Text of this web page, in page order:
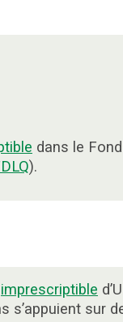
dans le
).
imprescriptible
s’appuient sur